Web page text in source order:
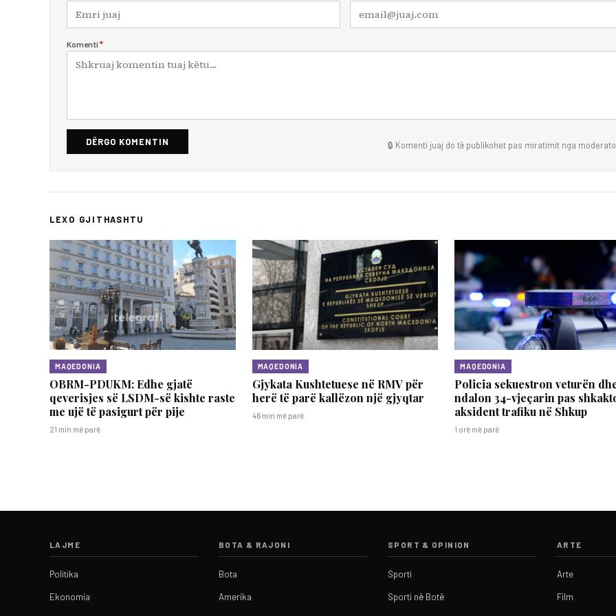
Komenti *
DËRGO KOMENTIN 🔒 Komenti juaj do të publikohet pas miratimit nga
LEXO GJITHASHTU
MAQEDONIA
OBRM-PDUKM: Edhe gjatë
qeverisjes së LSDM-së kishte raste
me ujë të pasigurt për pije
21 min më parë
MAQEDONIA
Gjykata Kushtetuese në RMV për
herë të parë kallëzon një gjyqtar
46 min më parë
MAQEDONIA
Policia sekuestron veturën
ndalon 34-vjeçarin pas
aksident trafiku në Shkup
1 orë më parë
LAJME
Politika
Ekonomia
BOTA & RAJONI
Bota
Amerika
SPORT & OPINION
Sporti
Sporti në Botë
ARTE
Arte
Film